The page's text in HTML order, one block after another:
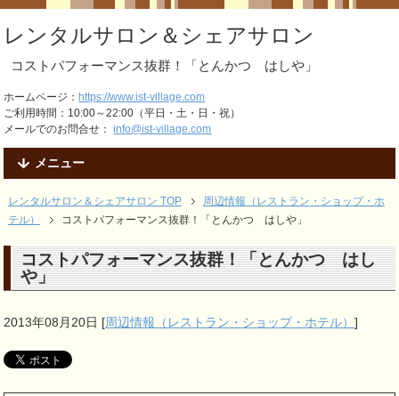
レンタルサロン＆シェアサロン
コストパフォーマンス抜群！「とんかつ はしや」
ホームページ：https://www.ist-village.com
ご利用時間：10:00～22:00（平日・土・日・祝）
メールでのお問合せ：info@ist-village.com
メニュー
レンタルサロン＆シェアサロン TOP
周辺情報（レストラン・ショップ・ホ
テル）
コストパフォーマンス抜群！「とんかつ はしや」
コストパフォーマンス抜群！「とんかつ はし
や」
2013年08月20日 [周辺情報（レストラン・ショップ・ホテル）]